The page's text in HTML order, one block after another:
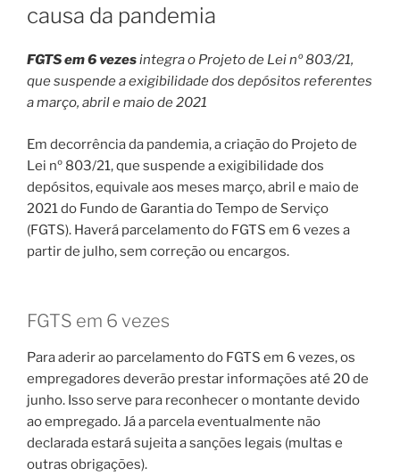
causa da pandemia
FGTS em 6 vezesintegra o Projeto de Lei nº 803/21,
que suspende a exigibilidade dos depósitos referentes
a março, abril e maio de 2021
Em decorrência da pandemia, a criação do Projeto de
Lei nº 803/21, que suspende a exigibilidade dos
depósitos, equivale aos meses março, abril e maio de
2021 do Fundo de Garantia do Tempo de Serviço
(FGTS). Haverá parcelamento do FGTS em 6 vezes a
partir de julho, sem correção ou encargos.
FGTS em 6 vezes
Para aderir ao parcelamento do FGTS em 6 vezes, os
empregadores deverão prestar informações até 20 de
junho. Isso serve para reconhecer o montante devido
ao empregado. Já a parcela eventualmente não
declarada estará sujeita a sanções legais (multas e
outras obrigações).